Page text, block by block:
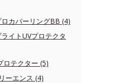
カバーリングBB (4)
イトUVプロテクタ
ロテクター (5)
ーエンス (4)